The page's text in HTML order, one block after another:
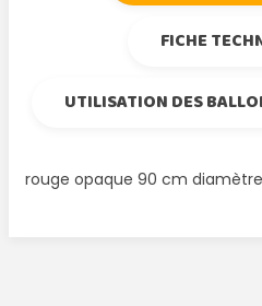
FICHE
UTILISATION DES
rouge opaque 90 cm